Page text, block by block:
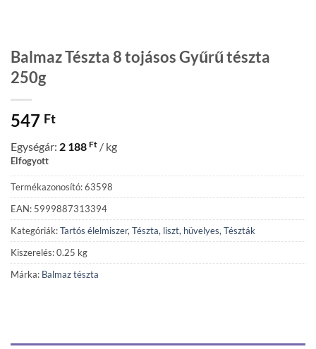
Balmaz Tészta 8 tojásos Gyűrű tészta
250g
547 Ft
Egységár: 2 188 Ft / kg
Elfogyott
Termékazonosító: 63598
EAN: 5999887313394
Kategóriák:Tartós élelmiszer, Tészta, liszt, hüvelyes, Tészták
Kiszerelés: 0.25 kg
Márka: Balmaz tészta